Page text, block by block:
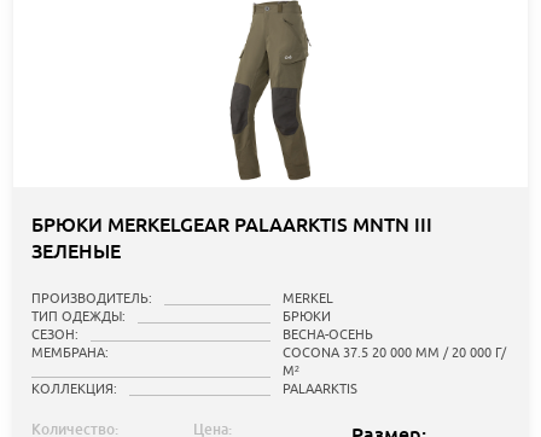
БРЮКИ MERKELGEAR PALAARKTIS MNTN III
ЗЕЛЕНЫЕ
ПРОИЗВОДИТЕЛЬ:
MERKEL
ТИП ОДЕЖДЫ:
БРЮКИ
СЕЗОН:
ВЕСНА-ОСЕНЬ
МЕМБРАНА:
COCONA 37.5 20 000 ММ / 20 000 Г/
М²
КОЛЛЕКЦИЯ:
PALAARKTIS
Количество: Цена: